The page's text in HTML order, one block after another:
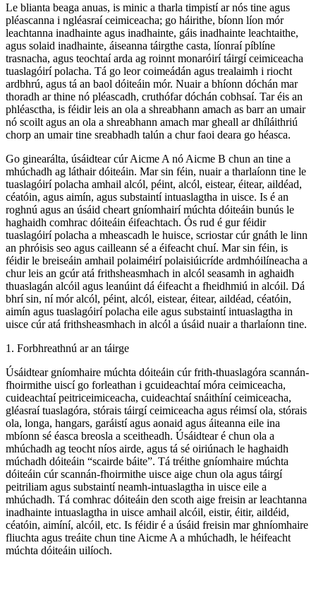
Le blianta beaga anuas, is minic a tharla timpistí ar nós tine agus
pléascanna i ngléasraí ceimiceacha; go háirithe, bíonn líon mór
leachtanna inadhainte agus inadhainte, gáis inadhainte leachtaithe,
agus solaid inadhainte, áiseanna táirgthe casta, líonraí píblíne
trasnacha, agus teochtaí arda ag roinnt monaróirí táirgí ceimiceacha
tuaslagóirí polacha. Tá go leor coimeádán agus trealaimh i riocht
ardbhrú, agus tá an baol dóiteáin mór. Nuair a bhíonn dóchán mar
thoradh ar thine nó pléascadh, cruthófar dóchán cobhsaí. Tar éis an
phléasctha, is féidir leis an ola a shreabhann amach as barr an umair
nó scoilt agus an ola a shreabhann amach mar gheall ar dhíláithriú
chorp an umair tine sreabhadh talún a chur faoi deara go héasca.
Go ginearálta, úsáidtear cúr Aicme A nó Aicme B chun an tine a
mhúchadh ag láthair dóiteáin. Mar sin féin, nuair a tharlaíonn tine le
tuaslagóirí polacha amhail alcól, péint, alcól, eistear, éitear, aildéad,
céatóin, agus aimín, agus substaintí intuaslagtha in uisce. Is é an
roghnú agus an úsáid cheart gníomhairí múchta dóiteáin bunús le
haghaidh comhrac dóiteáin éifeachtach. Ós rud é gur féidir
tuaslagóirí polacha a mheascadh le huisce, scriostar cúr gnáth le linn
an phróisis seo agus cailleann sé a éifeacht chuí. Mar sin féin, is
féidir le breiseáin amhail polaiméirí polaisiúicríde ardmhóilíneacha a
chur leis an gcúr atá frithsheasmhach in alcól seasamh in aghaidh
thuaslagán alcóil agus leanúint dá éifeacht a fheidhmiú in alcóil. Dá
bhrí sin, ní mór alcól, péint, alcól, eistear, éitear, aildéad, céatóin,
aimín agus tuaslagóirí polacha eile agus substaintí intuaslagtha in
uisce cúr atá frithsheasmhach in alcól a úsáid nuair a tharlaíonn tine.
1. Forbhreathnú ar an táirge
Úsáidtear gníomhaire múchta dóiteáin cúr frith-thuaslagóra scannán-
fhoirmithe uiscí go forleathan i gcuideachtaí móra ceimiceacha,
cuideachtaí peitriceimiceacha, cuideachtaí snáithíní ceimiceacha,
gléasraí tuaslagóra, stórais táirgí ceimiceacha agus réimsí ola, stórais
ola, longa, hangars, garáistí agus aonaid agus áiteanna eile ina
mbíonn sé éasca breosla a sceitheadh. Úsáidtear é chun ola a
mhúchadh ag teocht níos airde, agus tá sé oiriúnach le haghaidh
múchadh dóiteáin “scairde báite”. Tá tréithe gníomhaire múchta
dóiteáin cúr scannán-fhoirmithe uisce aige chun ola agus táirgí
peitriliam agus substaintí neamh-intuaslagtha in uisce eile a
mhúchadh. Tá comhrac dóiteáin den scoth aige freisin ar leachtanna
inadhainte intuaslagtha in uisce amhail alcóil, eistir, éitir, aildéid,
céatóin, aimíní, alcóil, etc. Is féidir é a úsáid freisin mar ghníomhaire
fliuchta agus treáite chun tine Aicme A a mhúchadh, le héifeacht
múchta dóiteáin uilíoch.